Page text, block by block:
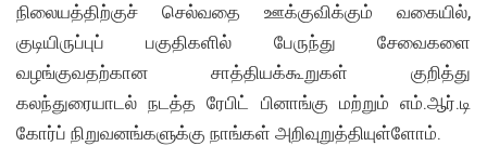
நிலையத்திற்குச் செல்வதை ஊக்குவிக்கும் வகையில்,
குடியிருப்புப் பகுதிகளில் பேருந்து சேவைகளை
வழங்குவதற்கான சாத்தியக்கூறுகள் குறித்து
கலந்துரையாடல் நடத்த ரேபிட் பினாங்கு மற்றும் எம்.ஆர்.டி
கோர்ப் நிறுவனங்களுக்கு நாங்கள் அறிவுறுத்தியுள்ளோம்.